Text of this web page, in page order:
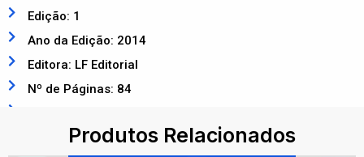
Edição: 1
Ano da Edição: 2014
Editora: LF Editorial
Nº de Páginas: 84
Produtos Relacionados